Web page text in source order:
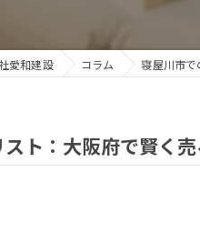
愛和建設 コラム 寝屋川市
ト：大阪府で賢く